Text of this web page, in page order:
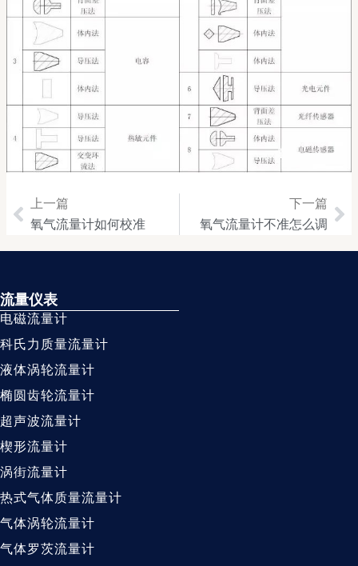
Prev
上一篇
氧气流量计如何校准
下一篇
氧气流量计不准怎么调
流量仪表
电磁流量计
科氏力质量流量计
液体涡轮流量计
椭圆齿轮流量计
超声波流量计
楔形流量计
涡街流量计
热式气体质量流量计
气体涡轮流量计
气体罗茨流量计